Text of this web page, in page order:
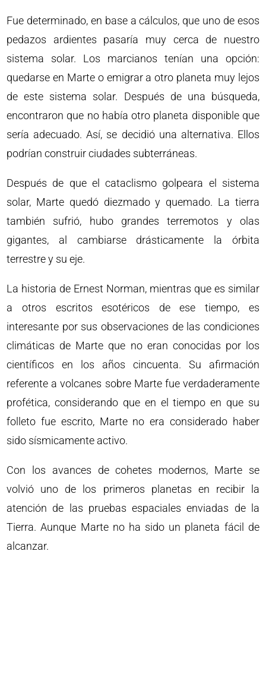
Fue determinado, en base a cálculos, que uno de esos
pedazos ardientes pasaría muy cerca de nuestro
sistema solar. Los marcianos tenían una opción:
quedarse en Marte o emigrar a otro planeta muy lejos
de este sistema solar. Después de una búsqueda,
encontraron que no había otro planeta disponible que
sería adecuado. Así, se decidió una alternativa. Ellos
podrían construir ciudades subterráneas.
Después de que el cataclismo golpeara el sistema
solar, Marte quedó diezmado y quemado. La tierra
también sufrió, hubo grandes terremotos y olas
gigantes, al cambiarse drásticamente la órbita
terrestre y su eje.
La historia de Ernest Norman, mientras que es similar
a otros escritos esotéricos de ese tiempo, es
interesante por sus observaciones de las condiciones
climáticas de Marte que no eran conocidas por los
científicos en los años cincuenta. Su afirmación
referente a volcanes sobre Marte fue verdaderamente
profética, considerando que en el tiempo en que su
folleto fue escrito, Marte no era considerado haber
sido sísmicamente activo.
Con los avances de cohetes modernos, Marte se
volvió uno de los primeros planetas en recibir la
atención de las pruebas espaciales enviadas de la
Tierra. Aunque Marte no ha sido un planeta fácil de
alcanzar.